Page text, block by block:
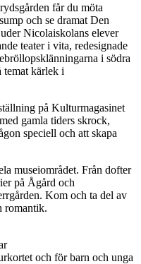
får du möta
och se dramat Den
Nicolaiskolans elever
teater i vita, redesignade
i södra
kärlek i
på Kulturmagasinet
gamla tiders skrock,
speciell och att skapa
museiområdet. Från dofter
på Ågård och
Kom och ta del av
romantik.
och för barn och unga